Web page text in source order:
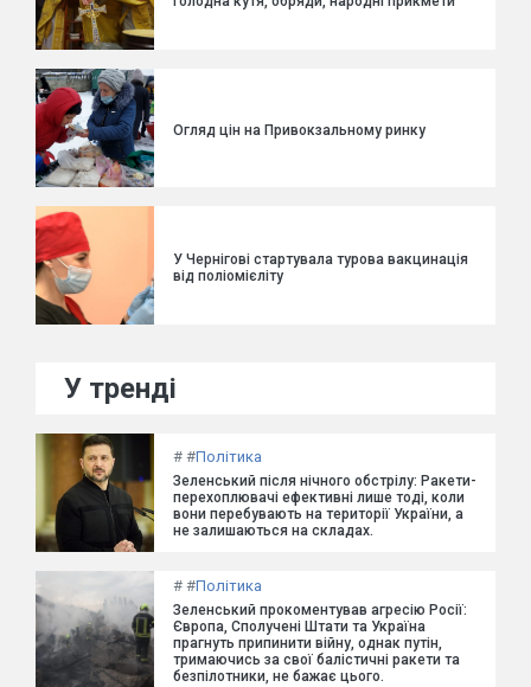
Огляд цін на Привокзальному ринку
У Чернігові стартувала турова вакцинація
від поліомієліту
У тренді
# #Політика
Зеленський після нічного обстрілу: Ракети-
перехоплювачі ефективні лише тоді, коли
вони перебувають на території України, а
не залишаються на складах.
# #Політика
Зеленський прокоментував агресію Росії:
Європа, Сполучені Штати та Україна
прагнуть припинити війну, однак путін,
тримаючись за свої балістичні ракети та
безпілотники, не бажає цього.